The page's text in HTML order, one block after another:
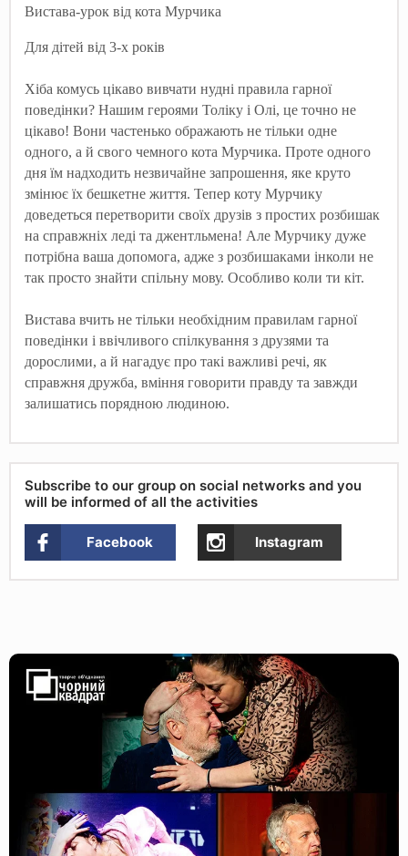
Вистава-урок від кота Мурчика
Для дітей від 3-х років
Хіба комусь цікаво вивчати нудні правила гарної
поведінки? Нашим героями Толіку і Олі, це точно не
цікаво! Вони частенько ображають не тільки одне
одного, а й свого чемного кота Мурчика. Проте одного
дня їм надходить незвичайне запрошення, яке круто
змінює їх бешкетне життя. Тепер коту Мурчику
доведеться перетворити своїх друзів з простих розбишак
на справжніх леді та джентльмена! Але Мурчику дуже
потрібна ваша допомога, адже з розбишаками інколи не
так просто знайти спільну мову. Особливо коли ти кіт.
Вистава вчить не тільки необхідним правилам гарної
поведінки і ввічливого спілкування з друзями та
дорослими, а й нагадує про такі важливі речі, як
справжня дружба, вміння говорити правду та завжди
залишатись порядною людиною.
Subscribe to our group on social networks and you
will be informed of all the activities
Facebook Instagram